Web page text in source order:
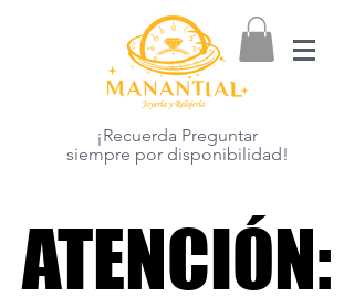
¡Recuerda Preguntar
siempre por disponibilidad!
ATENCIÓN:
ATENCIÓN: